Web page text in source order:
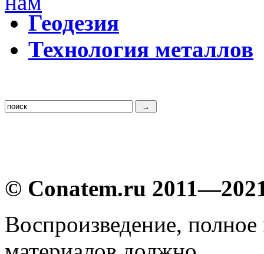
Геодезия
Технология металлов
© Conatem.ru
Воспроизведение,